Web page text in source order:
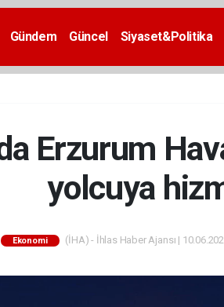
Gündem Güncel Siyaset&Politika
Erzurum
yolcuya
Ekonomi (İHA) - İhlas Haber Ajansı |